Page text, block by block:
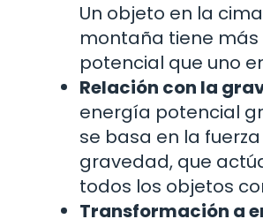
Un objeto en la
montaña tiene
potencial que uno
Relación con la
energía potencial
se basa en la
gravedad, que
todos los objetos
Transformación a